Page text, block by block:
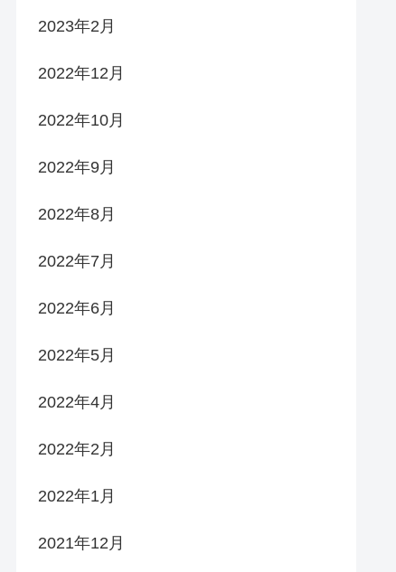
2023年2月
2022年12月
2022年10月
2022年9月
2022年8月
2022年7月
2022年6月
2022年5月
2022年4月
2022年2月
2022年1月
2021年12月